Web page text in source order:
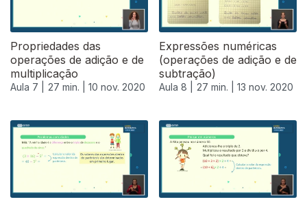
Propriedades das
operações de adição e de
multiplicação
Aula 7 | 27 min. | 10 nov. 2020
Expressões numéricas
(operações de adição e de
subtração)
Aula 8 | 27 min. | 13 nov. 2020